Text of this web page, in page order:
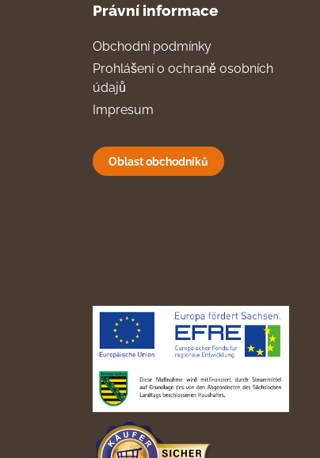
Právní informace
Obchodní podmínky
Prohlášení o ochraně osobních
údajů
Impresum
Oblast obchodníků